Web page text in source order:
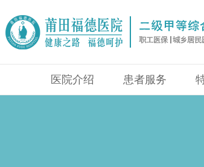
医院介绍 患者服务